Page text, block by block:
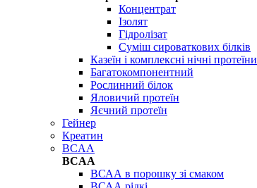
Концентрат
Ізолят
Гідролізат
Суміш сироваткових білків
Казеїн і комплексні нічні протеїни
Багатокомпонентний
Рослинний білок
Яловичий протеїн
Яєчний протеїн
Гейнер
Креатин
BCAA
BCAA
ВСАА в порошку зі смаком